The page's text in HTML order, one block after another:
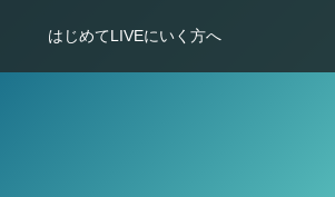
はじめてLIVEにいく方へ